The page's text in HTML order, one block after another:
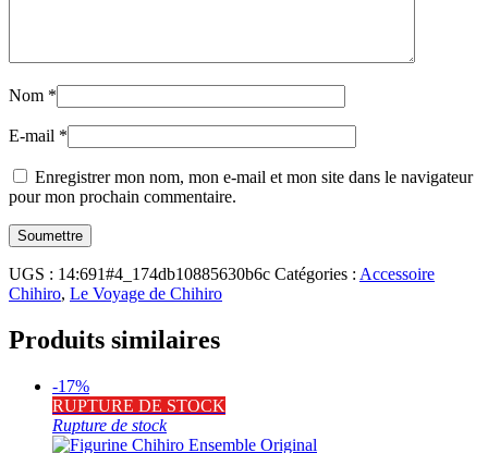
Nom *
E-mail *
Enregistrer mon nom, mon e-mail et mon site dans le navigateur
pour mon prochain commentaire.
UGS : 14:691#4_174db10885630b6c Catégories : Accessoire
Chihiro, Le Voyage de Chihiro
Produits similaires
-17%
RUPTURE DE STOCK
Rupture de stock